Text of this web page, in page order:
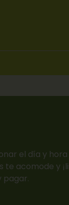
el día y
te acomode y
pagar.